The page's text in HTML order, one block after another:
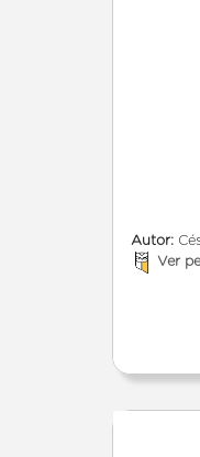
Autor:
Ver